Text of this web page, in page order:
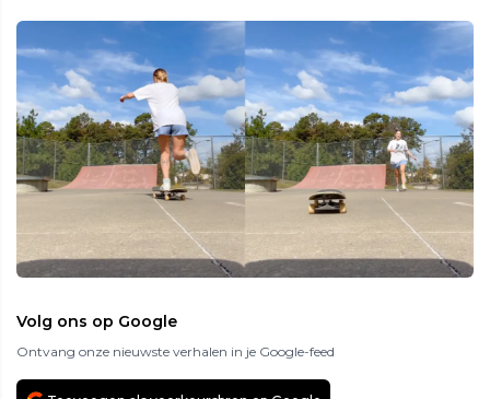
Volg ons op Google
Ontvang onze nieuwste verhalen in je Google-feed